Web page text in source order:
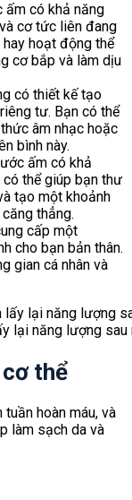
ấm có khả năng
cơ tức liên đang
hoạt động thể
cơ bắp và làm dịu
có thiết kế tạo
tư. Bạn có thể
âm nhạc hoặc
bình này.
ấm có khả
thể giúp bạn thư
tạo một khoảnh
thẳng.
cấp một
cho bạn bản thân.
gian cá nhân và
lại năng lượng
thể
hoàn máu, và
làm sạch da và